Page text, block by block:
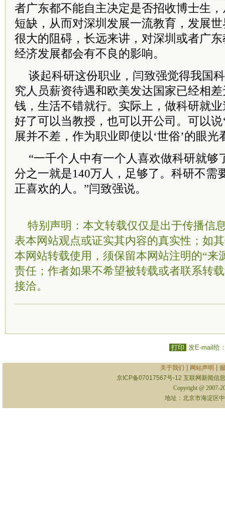
者广东都不能自主决定是否招收博士生
短缺，从而对深圳发展一流教育，发展
很大的阻碍，长远来讲，对深圳或者广
经济发展都会有不良的影响。
谈起科研这份职业，闫致强觉得我国
究人员薪资待遇和欧美发达国家已经相
钱，生活不错就行。实际上，做科研就
好了可以当教授，也可以开公司。可以说
展并不差，作为职业即使以‘世俗’的眼光
“一千个人中有一个人喜欢做科研就够
分之一就是140万人，足够了。科研不需
正喜欢的人。”闫致强说。
特别声明：本文转载仅仅是出于传播信
表本网站观点或证实其内容的真实性；如
本网站转载使用，须保留本网站注明的“来
责任；作者如果不希望被转载或者联系转
接洽。
打印 发E-mail给
关于我们 网站声明
京ICP备07017567号-12 互联网新闻信
Copyright @ 2007-
地址：北京市海淀区